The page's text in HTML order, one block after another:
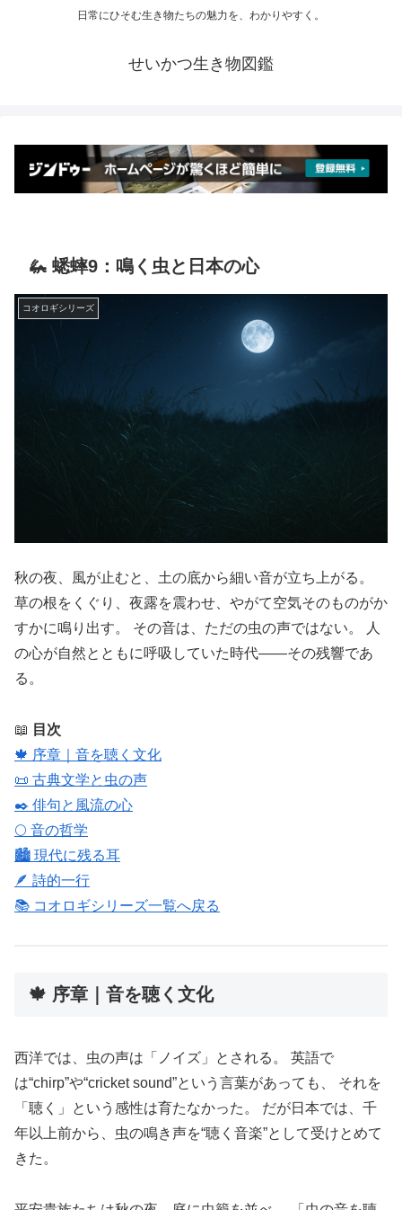
日常にひそむ生き物たちの魅力を、わかりやすく。
せいかつ生き物図鑑
🦗 蟋蟀9：鳴く虫と日本の心
コオロギシリーズ
秋の夜、風が止むと、土の底から細い音が立ち上がる。
草の根をくぐり、夜露を震わせ、やがて空気そのものがか
すかに鳴り出す。 その音は、ただの虫の声ではない。 人
の心が自然とともに呼吸していた時代――その残響であ
る。
📖 目次
🍁 序章｜音を聴く文化
📜 古典文学と虫の声
✒️ 俳句と風流の心
🌕 音の哲学
🏙 現代に残る耳
🪶 詩的一行
📚 コオロギシリーズ一覧へ戻る
🍁 序章｜音を聴く文化
西洋では、虫の声は「ノイズ」とされる。 英語で
は“chirp”や“cricket sound”という言葉があっても、 それを
「聴く」という感性は育たなかった。 だが日本では、千
年以上前から、虫の鳴き声を“聴く音楽”として受けとめて
きた。